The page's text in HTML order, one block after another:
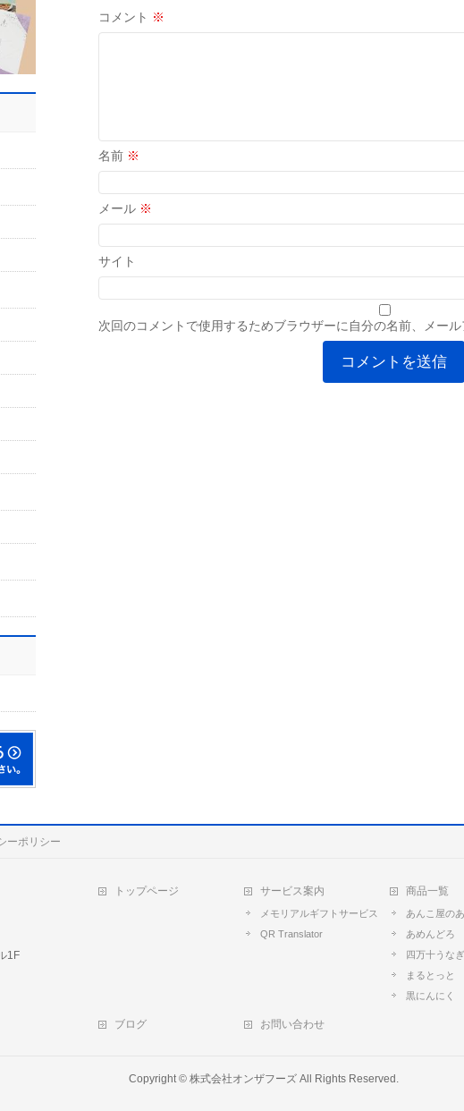
コメント ※
名前 ※
メール ※
サイト
次回のコメントで使用するためブラウザーに自分の名前、メール
ーポリシー
1F
トップページ サービス案内
メモリアルギフトサービス
QR Translator
商品一覧
あんこ屋の
あめんどろ
四万十うなぎ
まるとっと
黒にんにく
ブログ お問い合わせ
Copyright © 株式会社オンザフーズ All Rights Reserved.